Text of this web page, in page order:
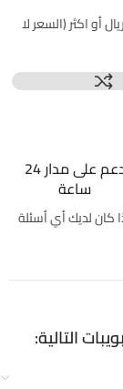
احصل على شحن مجاني عند شرائك سلع بقيمة 350 ريال أو اكثر (السعر لا
دعم على مدار 24
ساعة
كان لديك أي أسئلة
التالية: